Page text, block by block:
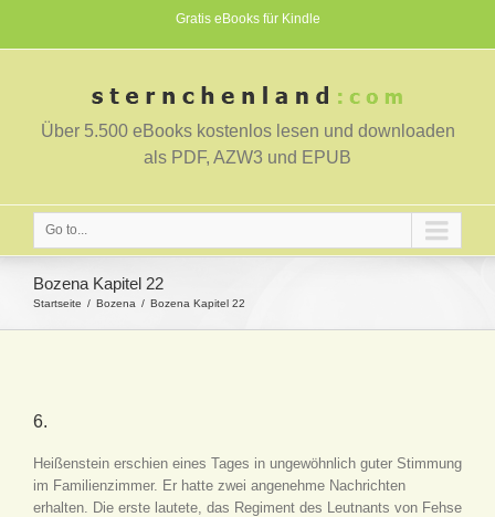
Gratis eBooks für Kindle
Über 5.500 eBooks kostenlos lesen und downloaden
als PDF, AZW3 und EPUB
Go to...
Bozena Kapitel 22
Startseite Bozena Bozena Kapitel 22
6.
Heißenstein erschien eines Tages in ungewöhnlich guter Stimmung
im Familienzimmer. Er hatte zwei angenehme Nachrichten
erhalten. Die erste lautete, das Regiment des Leutnants von Fehse